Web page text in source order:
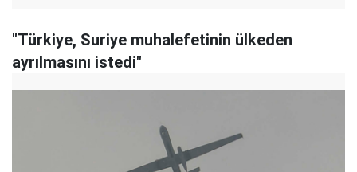
"Türkiye, Suriye muhalefetinin ülkeden
ayrılmasını istedi"